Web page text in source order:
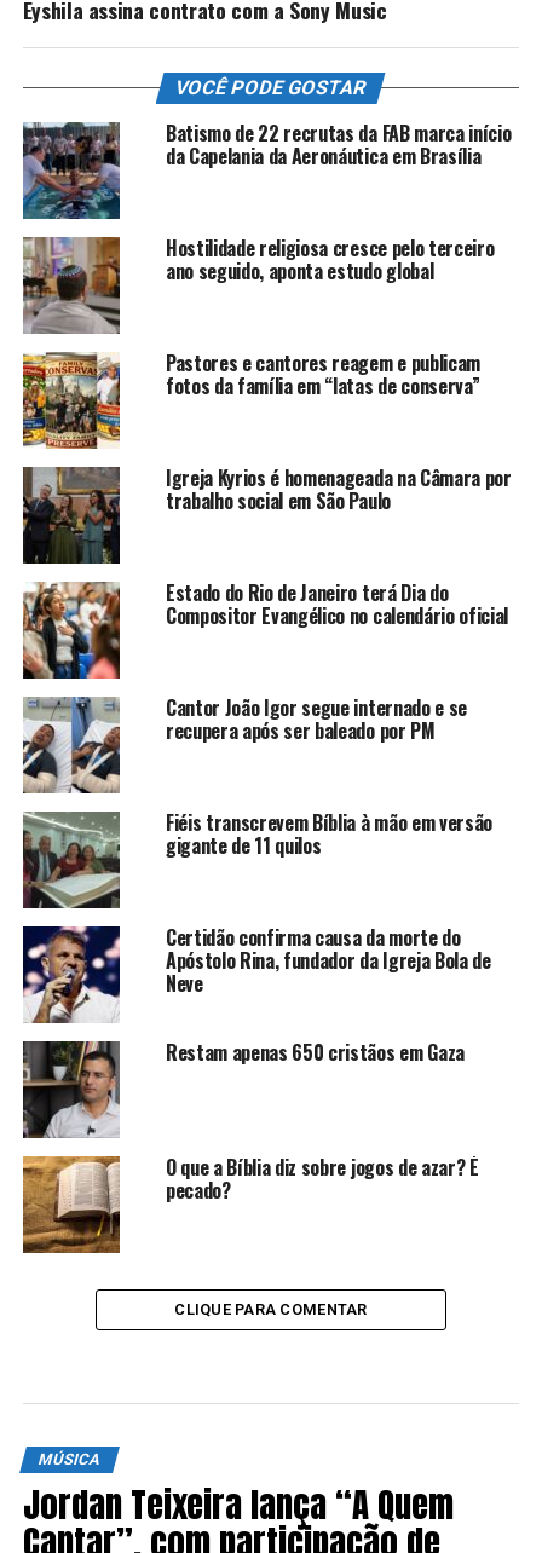
Eyshila assina contrato com a Sony Music
VOCÊ PODE GOSTAR
Batismo de 22 recrutas da FAB marca início
da Capelania da Aeronáutica em Brasília
Hostilidade religiosa cresce pelo terceiro
ano seguido, aponta estudo global
Pastores e cantores reagem e publicam
fotos da família em “latas de conserva”
Igreja Kyrios é homenageada na Câmara por
trabalho social em São Paulo
Estado do Rio de Janeiro terá Dia do
Compositor Evangélico no calendário oficial
Cantor João Igor segue internado e se
recupera após ser baleado por PM
Fiéis transcrevem Bíblia à mão em versão
gigante de 11 quilos
Certidão confirma causa da morte do
Apóstolo Rina, fundador da Igreja Bola de
Neve
Restam apenas 650 cristãos em Gaza
O que a Bíblia diz sobre jogos de azar? É
pecado?
CLIQUE PARA COMENTAR
MÚSICA
Jordan Teixeira lança “A Quem
Cantar”, com participação de